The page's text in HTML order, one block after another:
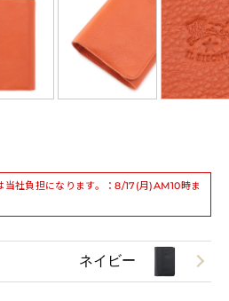
当社負担になります。：8/17(月)AM10時ま
ネイビー